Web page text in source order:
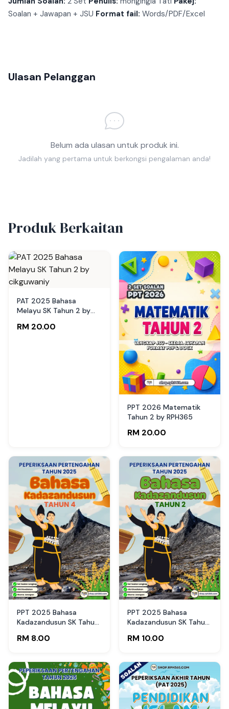
Soalan + Jawapan + JSU Format fail: Words/PDF/Excel
Ulasan Pelanggan
Belum ada ulasan untuk produk ini.
Jadilah yang pertama untuk berkongsi pengalaman anda!
Produk Berkaitan
PAT 2025 Bahasa
Melayu SK Tahun 2 by
RM 20.00
PPT 2026 Matematik
Tahun 2 by RPH365
RM 20.00
PPT 2025 Bahasa
Kadazandusun SK Tahun
(Edisi Murid)
RM 8.00
PPT 2025 Bahasa
Kadazandusun SK Tahun
(Edisi Guru)
RM 10.00